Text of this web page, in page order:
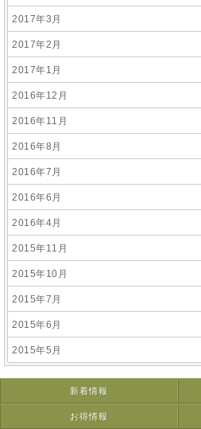
2017年3月
2017年2月
2017年1月
2016年12月
2016年11月
2016年8月
2016年7月
2016年6月
2016年4月
2015年11月
2015年10月
2015年7月
2015年6月
2015年5月
新着情報
お得情報